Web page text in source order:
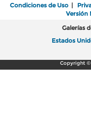
Condiciones de Uso |
Versión
Galerías
Estados
Copyright ©